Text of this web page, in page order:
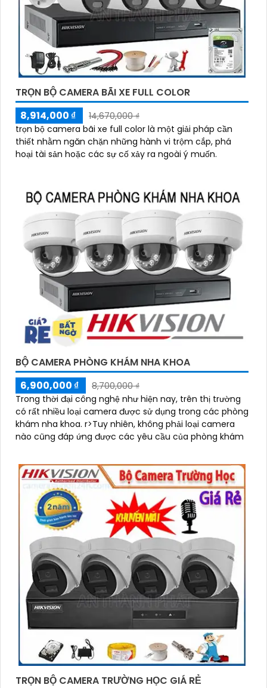
TRỌN BỘ CAMERA BÃI XE FULL COLOR
8,914,000 ₫
14,670,000 ₫
trọn bộ camera bãi xe full color là một giải pháp cần
thiết nhằm ngăn chặn những hành vi trộm cắp, phá
hoại tài sản hoặc các sự cố xảy ra ngoài ý muốn.
BỘ CAMERA PHÒNG KHÁM NHA KHOA
6,900,000 ₫
8,700,000 ₫
Trong thời đại công nghệ như hiện nay, trên thị trường
có rất nhiều loại camera được sử dụng trong các phòng
khám nha khoa. r>Tuy nhiên, không phải loại camera
nào cũng đáp ứng được các yêu cầu của phòng khám
TRỌN BỘ CAMERA TRƯỜNG HỌC GIÁ RẺ